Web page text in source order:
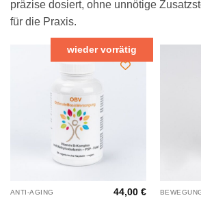
präzise dosiert, ohne unnötige
für die Praxis.
wieder vorrätig
ANTI-AGING 44,00€